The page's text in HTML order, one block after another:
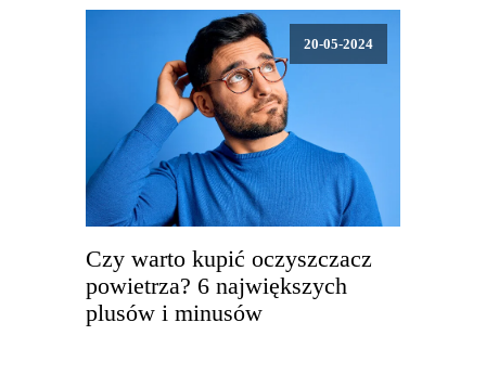
20-05-2024
Czy warto kupić oczyszczacz
powietrza? 6 największych
plusów i minusów